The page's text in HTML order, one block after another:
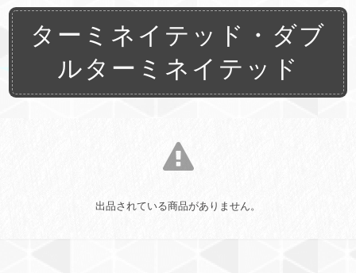
ターミネイテッド・ダブ
ルターミネイテッド
出品されている商品がありません。